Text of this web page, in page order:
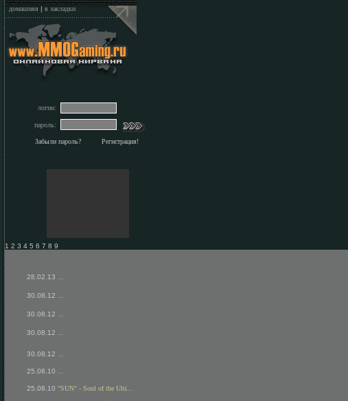
домашняя | в закладки
логин:
пароль:
Забыли пароль? Регистрация!
1 2 3 4 5 6 7 8 9
28.02.13
30.08.12
30.08.12
30.08.12
30.08.12
25.08.10
25.08.10 "SUN" - Soul of the Ulti...